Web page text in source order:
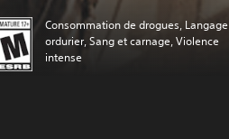
Consommation de drogues, Langage
ordurier, Sang et carnage, Violence
intense